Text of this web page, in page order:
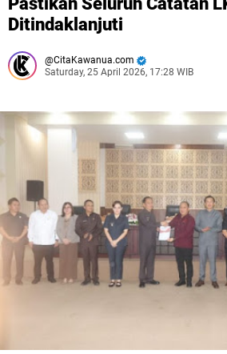
Ditindaklanjuti
CitaKawanua.com
Saturday, 25 April 2026, 17:28 WIB